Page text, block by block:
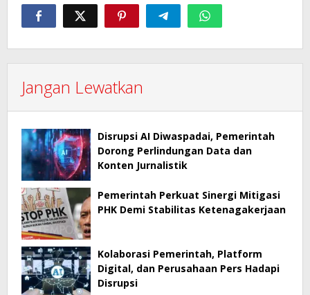
Jangan Lewatkan
Disrupsi AI Diwaspadai, Pemerintah
Dorong Perlindungan Data dan
Konten Jurnalistik
Pemerintah Perkuat Sinergi Mitigasi
PHK Demi Stabilitas Ketenagakerjaan
Kolaborasi Pemerintah, Platform
Digital, dan Perusahaan Pers Hadapi
Disrupsi